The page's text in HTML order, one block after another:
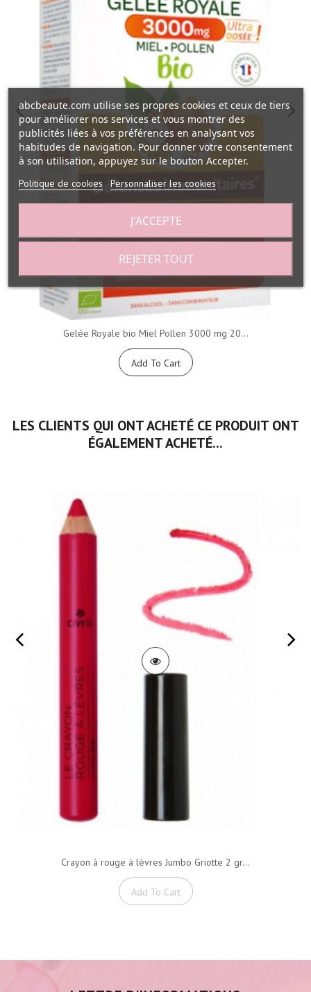
Gelée Royale bio Miel Pollen 3000 mg 20...
Add To Cart
LES CLIENTS QUI ONT ACHETÉ CE PRODUIT ONT
ÉGALEMENT ACHETÉ...
Crayon à rouge à lèvres Jumbo Griotte 2 gr...
Add To Cart
abcbeaute.com utilise ses propres cookies et ceux de tiers
pour améliorer nos services et vous montrer des
publicités liées à vos préférences en analysant vos
habitudes de navigation. Pour donner votre consentement
à son utilisation, appuyez sur le bouton Accepter.
Politique de cookies Personnaliser les cookies
REJETER TOUT
J'ACCEPTE